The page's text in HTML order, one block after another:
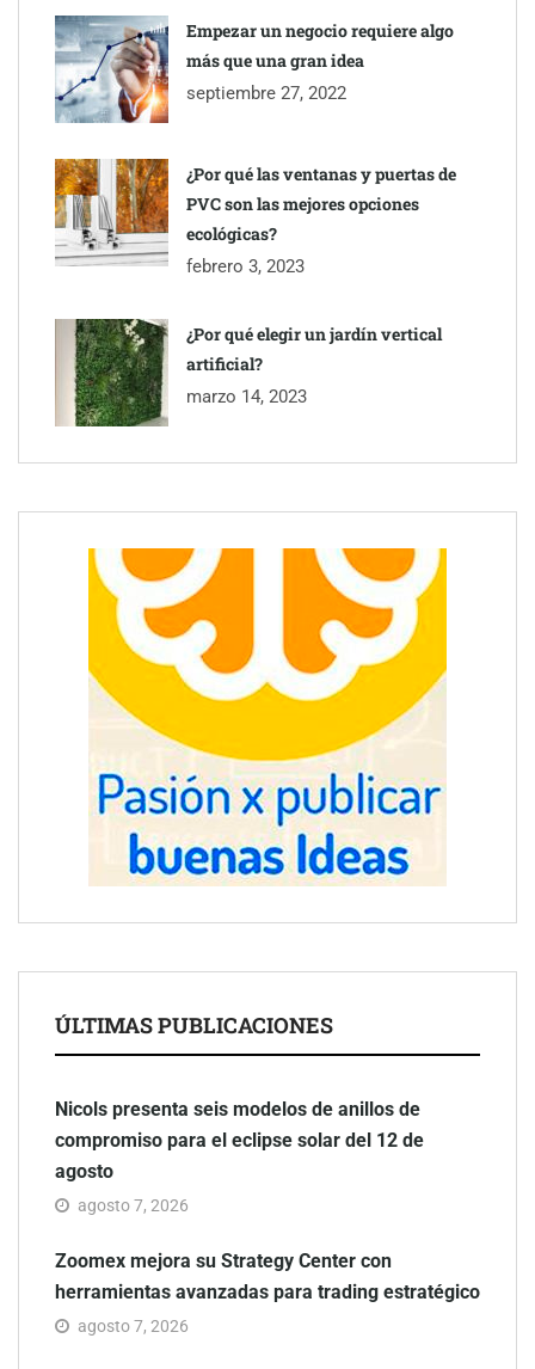
Empezar un negocio requiere algo
más que una gran idea
septiembre 27, 2022
¿Por qué las ventanas y puertas de
PVC son las mejores opciones
ecológicas?
febrero 3, 2023
¿Por qué elegir un jardín vertical
artificial?
marzo 14, 2023
ÚLTIMAS PUBLICACIONES
Nicols presenta seis modelos de anillos de
compromiso para el eclipse solar del 12 de
agosto
agosto 7, 2026
Zoomex mejora su Strategy Center con
herramientas avanzadas para trading estratégico
agosto 7, 2026